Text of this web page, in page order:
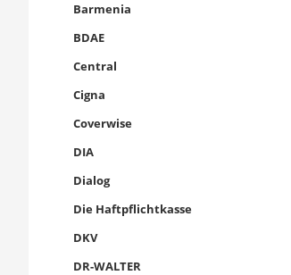
Barmenia
BDAE
Central
Cigna
Coverwise
DIA
Dialog
Die Haftpflichtkasse
DKV
DR-WALTER